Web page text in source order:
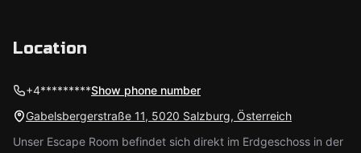
Location
+4*********Show phone number
Gabelsbergerstraße 11, 5020 Salzburg, Österreich
Unser Escape Room befindet sich direkt im Erdgeschoss in der